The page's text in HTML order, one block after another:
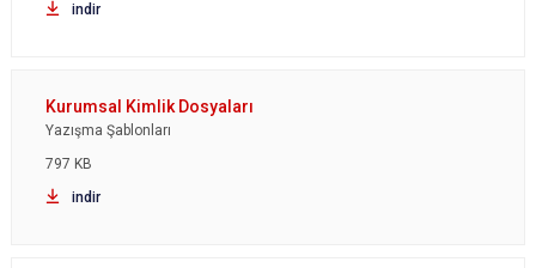
indir
Yazışma Şablonları
797 KB
indir